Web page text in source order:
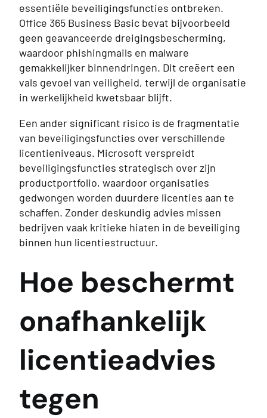
essentiële beveiligingsfuncties ontbreken.
Office 365 Business Basic bevat bijvoorbeeld
geen geavanceerde dreigingsbescherming,
waardoor phishingmails en malware
gemakkelijker binnendringen. Dit creëert een
vals gevoel van veiligheid, terwijl de organisatie
in werkelijkheid kwetsbaar blijft.
Een ander significant risico is de fragmentatie
van beveiligingsfuncties over verschillende
licentieniveaus. Microsoft verspreidt
beveiligingsfuncties strategisch over zijn
productportfolio, waardoor organisaties
gedwongen worden duurdere licenties aan te
schaffen. Zonder deskundig advies missen
bedrijven vaak kritieke hiaten in de beveiliging
binnen hun licentiestructuur.
Hoe beschermt
onafhankelijk
licentieadvies
tegen